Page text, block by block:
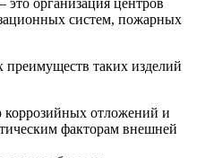
систем, пожарных
таких изделий
коррозийных отложений и
факторам внешней